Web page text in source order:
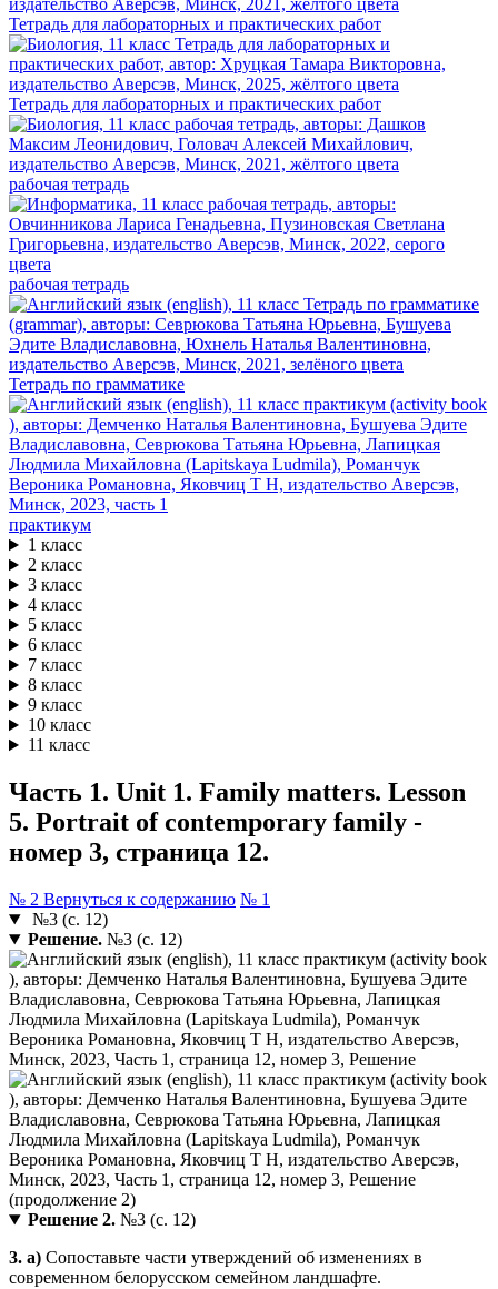
Тетрадь для лабораторных и практических работ
Тетрадь для лабораторных и практических работ
рабочая тетрадь
рабочая тетрадь
Тетрадь по грамматике
практикум
1 класс
2 класс
3 класс
4 класс
5 класс
6 класс
7 класс
8 класс
9 класс
10 класс
11 класс
Часть 1. Unit 1. Family matters. Lesson
5. Portrait of contemporary family -
номер 3, страница 12.
№ 2 Вернуться к содержанию № 1
№3 (с. 12)
Решение.№3 (с. 12)
Решение 2.№3 (с. 12)
3. a) Сопоставьте части утверждений об изменениях в
современном белорусском семейном ландшафте.